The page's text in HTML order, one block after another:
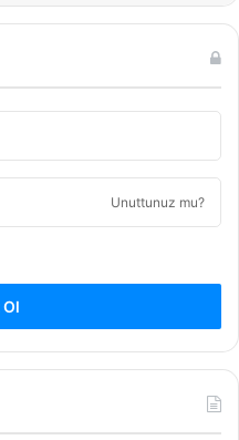
Unuttunuz mu?
Ol